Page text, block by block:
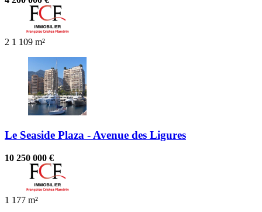
2 1 109 m²
Le Seaside Plaza - Avenue des Ligures
10 250 000 €
1 177 m²